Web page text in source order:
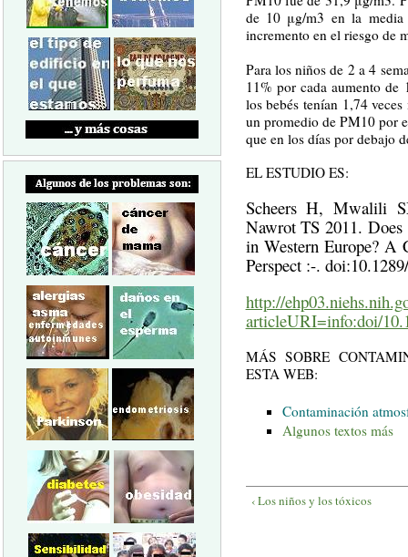
de 10 μg/m3 en la
incremento en el riesgo de
Para los niños de 2 a 4
11% por cada aumento
los bebés tenían 1,74
un promedio de PM10 por
que en los días por debajo
EL ESTUDIO ES:
Scheers H, Mwalili
Nawrot TS 2011.
in Western Europe? A
Perspect :-.
http://
articleURI=info:doi/
MÁS SOBRE
ESTA WEB:
Contaminación
Algunos textos más
‹ Los niños y los tóxicos